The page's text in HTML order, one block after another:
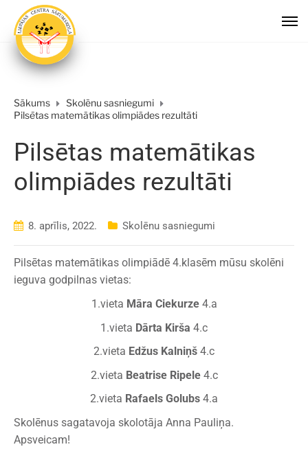
Sākums
Skolēnu sasniegumi
Pilsētas matemātikas olimpiādes rezultāti
Pilsētas matemātikas
olimpiādes rezultāti
8. aprīlis, 2022. Skolēnu sasniegumi
Pilsētas matemātikas olimpiādē 4.klasēm mūsu skolēni
ieguva godpilnas vietas:
1.vieta Māra Ciekurze4.a
1.vieta Dārta Kirša 4.c
2.vieta Edžus Kalniņš 4.c
2.vieta Beatrise Ripele4.c
2.vieta Rafaels Golubs 4.a
Skolēnus sagatavoja skolotāja Anna Pauliņa.
Apsveicam!